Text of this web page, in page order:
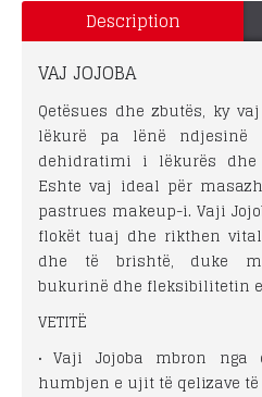
Description
VAJ JOJOBA
Qetësues dhe zbutës, ky
lëkurë pa lënë ndjesinë
dehidratimi i lëkurës
Eshte vaj ideal për
pastrues makeup-i. Vaji
flokët tuaj dhe rikthen
dhe të brishtë, duke
bukurinë dhe fleksibilitetin
VETITË
• Vaji Jojoba mbron nga
humbjen e ujit të qelizave